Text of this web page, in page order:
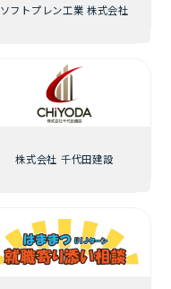
ソフトプレン工業 株式会社
株式会社 千代田建設